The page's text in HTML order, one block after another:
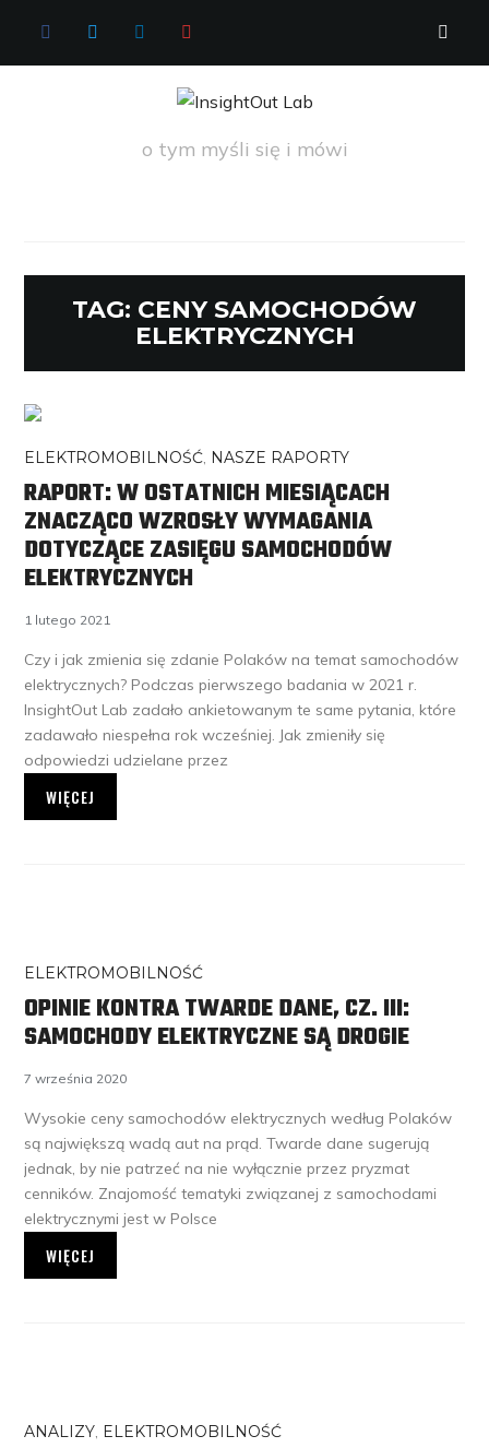
FACEBOOKTWITTERLINKEDINYOUTUBE
o tym myśli się i mówi
TAG: CENY SAMOCHODÓW
ELEKTRYCZNYCH
ELEKTROMOBILNOŚĆ, NASZE RAPORTY
RAPORT: W OSTATNICH MIESIĄCACH
ZNACZĄCO WZROSŁY WYMAGANIA
DOTYCZĄCE ZASIĘGU SAMOCHODÓW
ELEKTRYCZNYCH
1 lutego 2021
Czy i jak zmienia się zdanie Polaków na temat samochodów
elektrycznych? Podczas pierwszego badania w 2021 r.
InsightOut Lab zadało ankietowanym te same pytania, które
zadawało niespełna rok wcześniej. Jak zmieniły się
odpowiedzi udzielane przez
WIĘCEJ
ELEKTROMOBILNOŚĆ
OPINIE KONTRA TWARDE DANE, CZ. III:
SAMOCHODY ELEKTRYCZNE SĄ DROGIE
7 września 2020
Wysokie ceny samochodów elektrycznych według Polaków
są największą wadą aut na prąd. Twarde dane sugerują
jednak, by nie patrzeć na nie wyłącznie przez pryzmat
cenników. Znajomość tematyki związanej z samochodami
elektrycznymi jest w Polsce
WIĘCEJ
ANALIZY, ELEKTROMOBILNOŚĆ